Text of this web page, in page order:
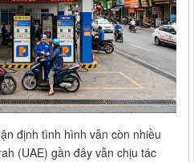
định tình hình vẫn còn nhiều
(UAE) gần đây vẫn chịu tác